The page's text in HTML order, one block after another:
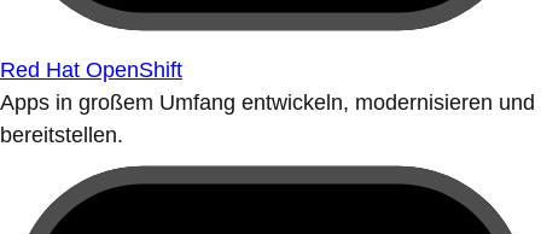
Red Hat OpenShift
Apps in großem Umfang entwickeln, modernisieren und
bereitstellen.